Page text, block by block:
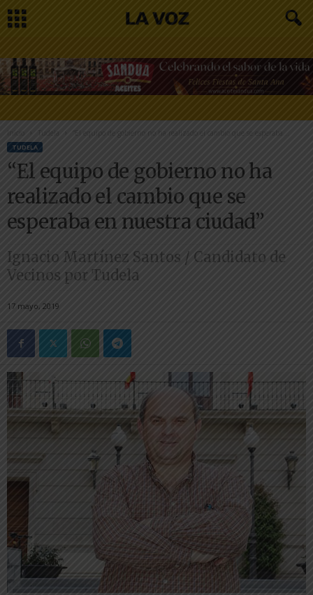
Inicio Tudela “El equipo de gobierno no ha realizado el cambio que se esperaba...
TUDELA
“El equipo de gobierno no ha
realizado el cambio que se
esperaba en nuestra ciudad”
Ignacio Martínez Santos / Candidato de
Vecinos por Tudela
17 mayo, 2019